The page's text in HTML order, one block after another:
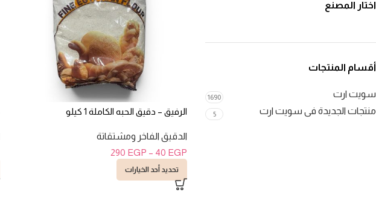
اختار المصنع
أقسام المنتجات
سويت ارت 1690
منتجات الجديدة فى سويت ارت 5 الرفيق – دقيق الحبه الكاملة 1 كيلو
الدقيق الفاخر ومشتقاتة
40 EGP
–
290 EGP
تحديد أحد الخيارات